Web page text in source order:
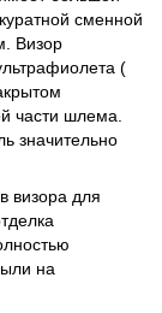
сменной
Визор
(
части шлема.
значительно
визора для
на